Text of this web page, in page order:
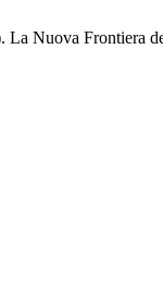
Nuova Frontiera